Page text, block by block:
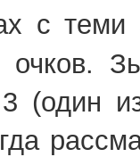
с
очков.
(один